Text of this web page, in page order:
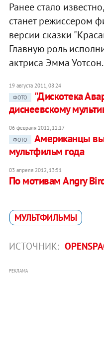
Ранее стало
станет режиссером
версии сказки
Главную роль
актриса Эмма Уотсон.
19 августа 2011, 08:24
ФОТО
"Дискотека
диснеевскому
06 февраля 2012, 12:17
ФОТО
Американцы
мультфильм года
03 апреля 2012, 13:51
По мотивам Angry
МУЛЬТФИЛЬМЫ
ИСТОЧНИК:
РЕКЛАМА